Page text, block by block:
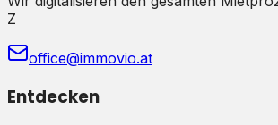
Z
office@immovio.at
Entdecken